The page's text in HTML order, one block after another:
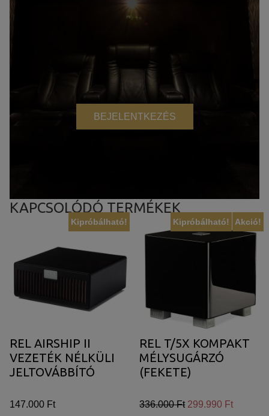
BEJELENTKEZÉS
KAPCSOLÓDÓ TERMÉKEK
Kipróbálható!
REL AIRSHIP II
VEZETÉK NÉLKÜLI
JELTOVÁBBÍTÓ
147.000 Ft
Akció!
Kipróbálható!
REL T/5X KOMPAKT
MÉLYSUGÁRZÓ
(FEKETE)
336.000 Ft 299.990 Ft